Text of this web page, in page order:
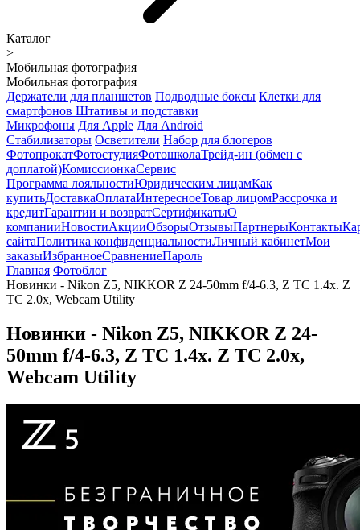
Каталог
>
Мобильная фотография
Мобильная фотография
Держатели для планшетов Подводные боксы Клетки для
смартфонов Штативы и подставки
Микрофоны Для Apple Для Android
Стабилизаторы Осветители Набор для блогеров
ФотопрокатФотостудияФотошколаТрейд-ин (обмен с
доплатой)КомиссионкаСервис
Программа лояльностиЮридическим лицамКак
купитьДоставкаОплатаИнтересноеТовар лицомРассрочка и
кредитГарантии и возвратСертификатыО
компанииНовостиАкцииОбзорыОтзывыПартнерыКонтакты
сайтаПолитика конфиденциальностиЛичный кабинетМои
заказыИзбранноеСравнениеПароль
Главная Фотоблог
Новинки - Nikon Z5, NIKKOR Z 24-50mm f/4-6.3, Z TC 1.4x. Z
TC 2.0x, Webcam Utility
Новинки - Nikon Z5, NIKKOR Z 24-
50mm f/4-6.3, Z TC 1.4x. Z TC 2.0x,
Webcam Utility